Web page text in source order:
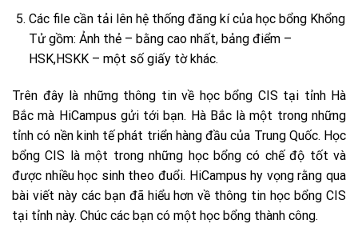
Các file cần tải lên hệ thống đăng kí của học bổng Khổng
Tử gồm: Ảnh thẻ – bằng cao nhất, bảng điểm –
HSK,HSKK – một số giấy tờ khác.
Trên đây là những thông tin về học bổng CIS tại tỉnh Hà
Bắc mà HiCampus gửi tới bạn. Hà Bắc là một trong những
tỉnh có nền kinh tế phát triển hàng đầu của Trung Quốc. Học
bổng CIS là một trong những học bổng có chế độ tốt và
được nhiều học sinh theo đuổi. HiCampus hy vọng rằng qua
bài viết này các bạn đã hiểu hơn về thông tin học bổng CIS
tại tỉnh này. Chúc các bạn có một học bổng thành công.